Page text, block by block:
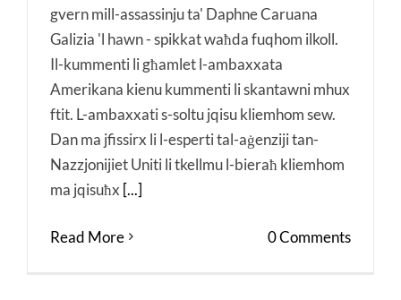
gvern mill-assassinju ta' Daphne Caruana
Galizia 'l hawn - spikkat waħda fuqhom ilkoll.
Il-kummenti li għamlet l-ambaxxata
Amerikana kienu kummenti li skantawni mhux
ftit. L-ambaxxati s-soltu jqisu kliemhom sew.
Dan ma jfissirx li l-esperti tal-aġenziji tan-
Nazzjonijiet Uniti li tkellmu l-bieraħ kliemhom
ma jqisuħx [...]
Read More 0 Comments